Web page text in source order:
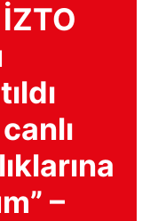
–